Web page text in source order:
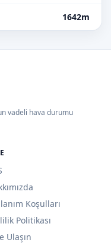
1642m
vadeli hava durumu
Koşulları
Politikası
Ulaşın